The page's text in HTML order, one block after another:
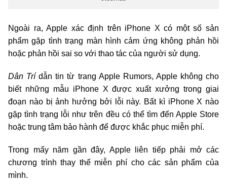
Ngoài ra, Apple xác định trên iPhone X có một số sản
phẩm gặp tình trạng màn hình cảm ứng không phản hồi
hoặc phản hồi sai so với thao tác của người sử dụng.
Dân Trídẫn tin từ trang Apple Rumors, Apple không cho
biết những mẫu iPhone X được xuất xưởng trong giai
đoạn nào bị ảnh hưởng bởi lỗi này. Bất kì iPhone X nào
gặp tình trạng lỗi như trên đều có thể tìm đến Apple Store
hoặc trung tâm bảo hành để được khắc phục miễn phí.
Trong mấy năm gần đây, Apple liên tiếp phải mở các
chương trình thay thế miễn phí cho các sản phẩm của
mình.